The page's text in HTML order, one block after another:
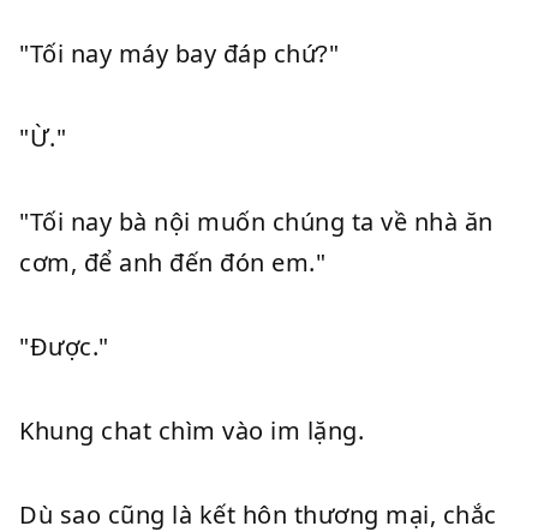
"Tối nay máy bay đáp chứ?"
"Ừ."
"Tối nay bà nội muốn chúng ta về nhà ăn
cơm, để anh đến đón em."
"Được."
Khung chat chìm vào im lặng.
Dù sao cũng là kết hôn thương mại, chắc